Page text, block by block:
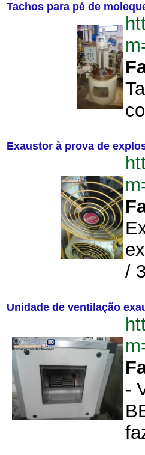
Tachos para pé de
Exaustor à prova de
/
Unidade de ventilação
-